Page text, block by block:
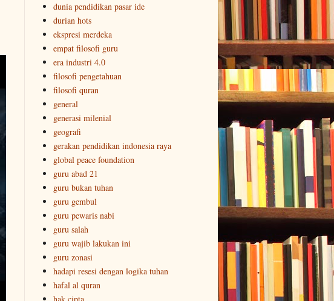
dunia pendidikan pasar ide
durian hots
ekspresi merdeka
empat filosofi guru
era industri 4.0
filosofi pengetahuan
filosofi quran
general
generasi milenial
geografi
gerakan pendidikan indonesia raya
global peace foundation
guru abad 21
guru bukan tuhan
guru gembul
guru pewaris nabi
guru salah
guru wajib lakukan ini
guru zonasi
hadapi resesi dengan logika tuhan
hafal al quran